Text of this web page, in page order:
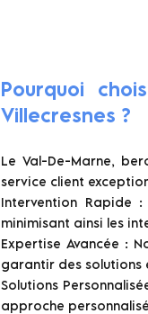
Pourquoi
Villecresnes ?
Le Val-De-Marne,
service client
Intervention Rapide
minimisant ainsi les
Expertise Avancée :
garantir des
Solutions
approche